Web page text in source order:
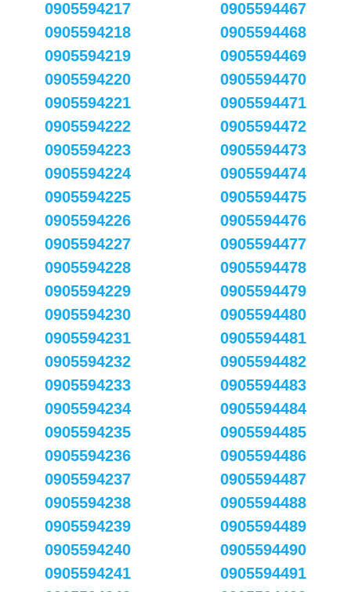
0905594217
0905594218
0905594219
0905594220
0905594221
0905594222
0905594223
0905594224
0905594225
0905594226
0905594227
0905594228
0905594229
0905594230
0905594231
0905594232
0905594233
0905594234
0905594235
0905594236
0905594237
0905594238
0905594239
0905594240
0905594241
0905594467
0905594468
0905594469
0905594470
0905594471
0905594472
0905594473
0905594474
0905594475
0905594476
0905594477
0905594478
0905594479
0905594480
0905594481
0905594482
0905594483
0905594484
0905594485
0905594486
0905594487
0905594488
0905594489
0905594490
0905594491